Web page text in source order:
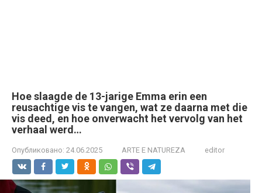
Hoe slaagde de 13-jarige Emma erin een
reusachtige vis te vangen, wat ze daarna met die
vis deed, en hoe onverwacht het vervolg van het
verhaal werd…
Опубликовано: 24.06.2025 ARTE E NATUREZA editor